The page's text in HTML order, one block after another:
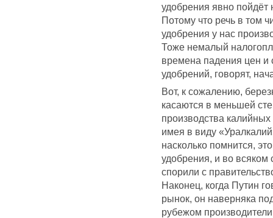
удобрения явно пойдёт
Потому что речь в том
удобрения у нас
Тоже немалый
времена падения цен и
удобрений, говорят,
Вот, к сожалению,
касаются в меньшей
производства
имея в виду
насколько помнится,
удобрения, и во всяком
спорили с
Наконец, когда Путин
рынок, он наверняка
рубежом